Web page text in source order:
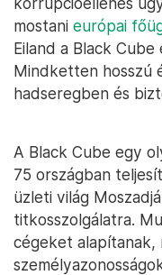
mostani európai
Eiland a Black
Mindketten hosszú
hadseregben és
A Black Cube egy
75 országban
üzleti világ
titkosszolgálatra.
cégeket alapítanak,